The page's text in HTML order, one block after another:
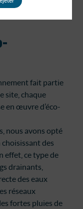
et de visites à ne
fait partie
site, chaque
en œuvre d’éco-
nous avons opté
des
effet, ce type de
drainants,
des eaux
réseaux
fortes pluies de